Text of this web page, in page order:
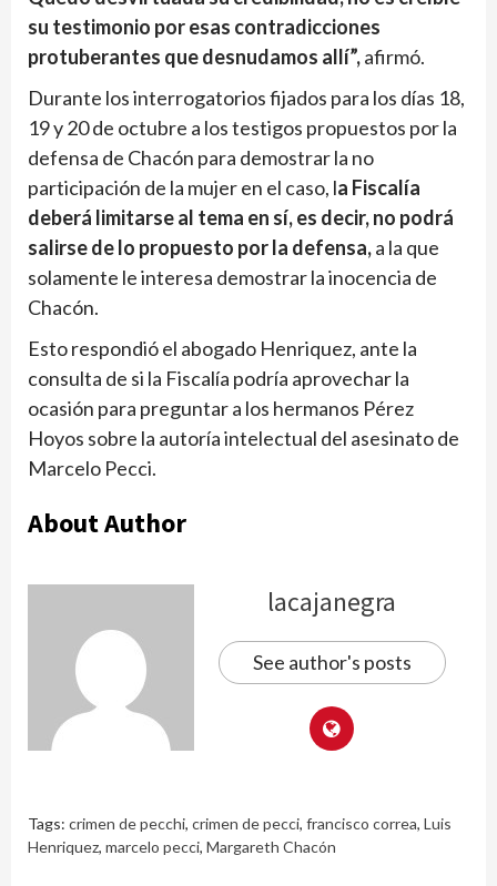
su testimonio por esas contradicciones
protuberantes que desnudamos allí”,afirmó.
Durante los interrogatorios fijados para los días 18,
19 y 20 de octubre a los testigos propuestos por la
defensa de Chacón para demostrar la no
participación de la mujer en el caso, la Fiscalía
deberá limitarse al tema en sí, es decir, no podrá
salirse de lo propuesto por la defensa,a la que
solamente le interesa demostrar la inocencia de
Chacón.
Esto respondió el abogado Henriquez, ante la
consulta de si la Fiscalía podría aprovechar la
ocasión para preguntar a los hermanos Pérez
Hoyos sobre la autoría intelectual del asesinato de
Marcelo Pecci.
About Author
lacajanegra
See author's posts
Tags: crimen de pecchi, crimen de pecci, francisco correa, Luis
Henriquez, marcelo pecci, Margareth Chacón